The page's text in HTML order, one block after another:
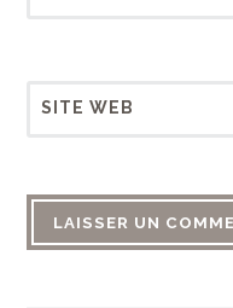
SITE WEB